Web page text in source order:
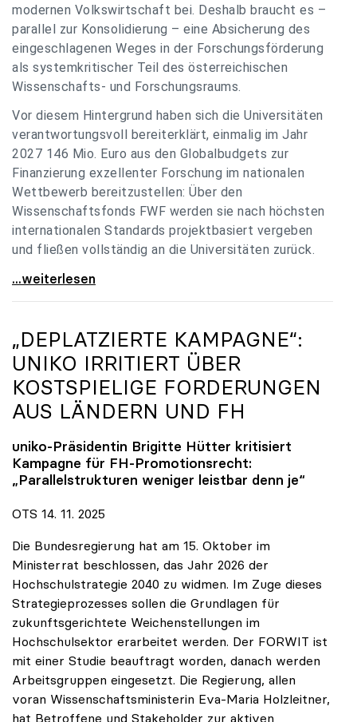
modernen Volkswirtschaft bei. Deshalb braucht es –
parallel zur Konsolidierung – eine Absicherung des
eingeschlagenen Weges in der Forschungsförderung
als systemkritischer Teil des österreichischen
Wissenschafts- und Forschungsraums.
Vor diesem Hintergrund haben sich die Universitäten
verantwortungsvoll bereiterklärt, einmalig im Jahr
2027 146 Mio. Euro aus den Globalbudgets zur
Finanzierung exzellenter Forschung im nationalen
Wettbewerb bereitzustellen: Über den
Wissenschaftsfonds FWF werden sie nach höchsten
internationalen Standards projektbasiert vergeben
und fließen vollständig an die Universitäten zurück.
Gemeinsam für einen starken Wissenschafts- und
...weiterlesen
„DEPLATZIERTE KAMPAGNE“:
UNIKO IRRITIERT ÜBER
KOSTSPIELIGE FORDERUNGEN
AUS LÄNDERN UND FH
uniko-Präsidentin Brigitte Hütter kritisiert
Kampagne für FH-Promotionsrecht:
„Parallelstrukturen weniger leistbar denn je“
OTS 14. 11. 2025
Die Bundesregierung hat am 15. Oktober im
Ministerrat beschlossen, das Jahr 2026 der
Hochschulstrategie 2040 zu widmen. Im Zuge dieses
Strategieprozesses sollen die Grundlagen für
zukunftsgerichtete Weichenstellungen im
Hochschulsektor erarbeitet werden. Der FORWIT ist
mit einer Studie beauftragt worden, danach werden
Arbeitsgruppen eingesetzt. Die Regierung, allen
voran Wissenschaftsministerin Eva-Maria Holzleitner,
hat Betroffene und Stakeholder zur aktiven